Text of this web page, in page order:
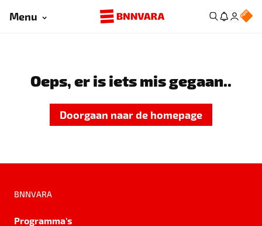
Menu
Oeps, er is iets mis gegaan..
Doorgaan naar de homepage
BNNVARA
Programma's